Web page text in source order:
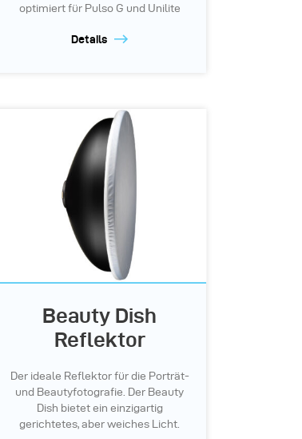
optimiert für Pulso G und Unilite
Details
Beauty Dish
Reflektor
Der ideale Reflektor für die Porträt-
und Beautyfotografie. Der Beauty
Dish bietet ein einzigartig
gerichtetes, aber weiches Licht.